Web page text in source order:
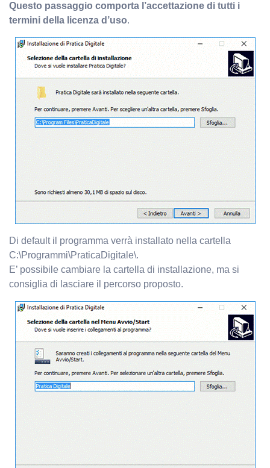
Questo passaggio comporta l’accettazione di tutti i
termini della licenza d’uso.
Di default il programma verrà installato nella cartella
C:\Programmi\PraticaDigitale\.
E’ possibile cambiare la cartella di installazione, ma si
consiglia di lasciare il percorso proposto.